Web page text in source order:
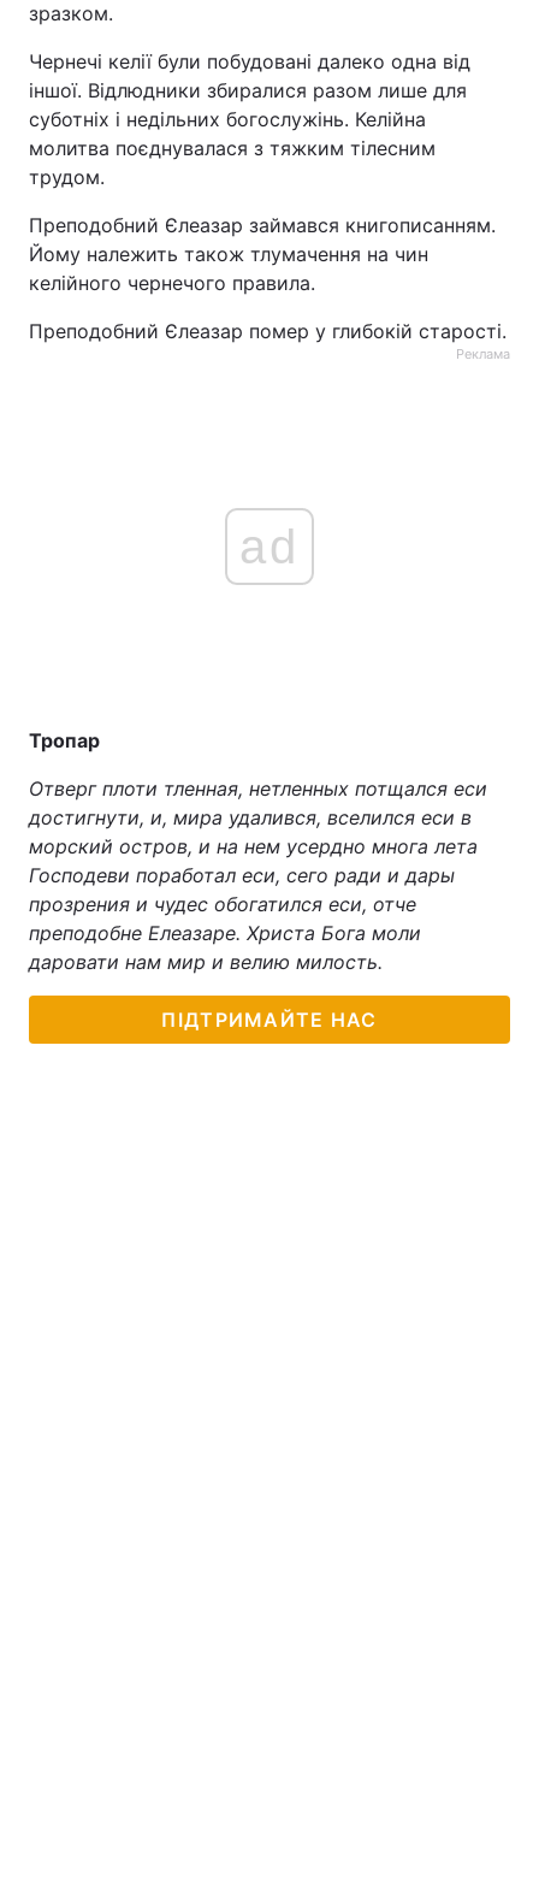
зразком.
Чернечі келії були побудовані далеко одна від
іншої. Відлюдники збиралися разом лише для
суботніх і недільних богослужінь. Келійна
молитва поєднувалася з тяжким тілесним
трудом.
Преподобний Єлеазар займався книгописанням.
Йому належить також тлумачення на чин
келійного чернечого правила.
Преподобний Єлеазар помер у глибокій старості.
Реклама
ad
Тропар
Отверг плоти тленная, нетленных потщался еси
достигнути, и, мира удалився, вселился еси в
морский остров, и на нем усердно многа лета
Господеви поработал еси, сего ради и дары
прозрения и чудес обогатился еси, отче
преподобне Елеазаре. Христа Бога моли
даровати нам мир и велию милость.
ПІДТРИМАЙТЕ НАС